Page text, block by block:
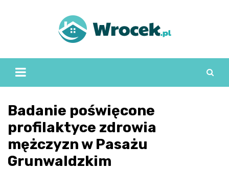
Badanie poświęcone
profilaktyce zdrowia
mężczyzn w Pasażu
Grunwaldzkim